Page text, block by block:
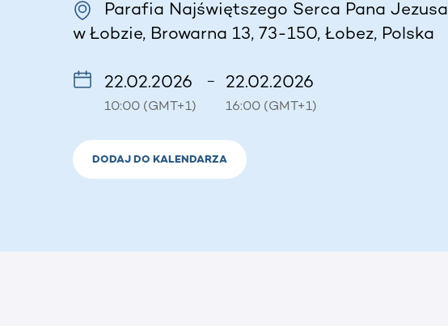
Parafia Najświętszego Serca Pana Jezusa
w Łobzie, Browarna 13, 73-150, Łobez, Polska
22.02.2026
10:00 (GMT+1)
– 22.02.2026
16:00 (GMT+1)
DODAJ DO KALENDARZA